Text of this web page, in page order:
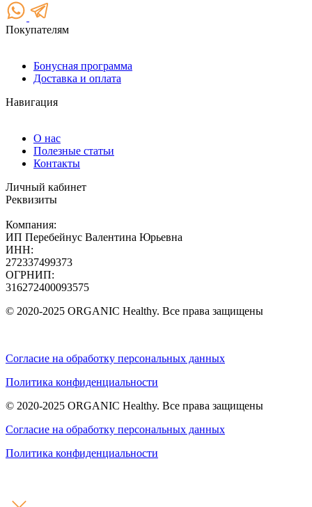
Покупателям
Бонусная программа
Доставка и оплата
Навигация
О нас
Полезные статьи
Контакты
Личный кабинет
Реквизиты
Компания:
ИП Перебейнус Валентина Юрьевна
ИНН:
272337499373
ОГРНИП:
316272400093575
© 2020-2025 ORGANIC Healthy. Все права защищены
Согласие на обработку персональных данных
Политика конфиденциальности
© 2020-2025 ORGANIC Healthy. Все права защищены
Согласие на обработку персональных данных
Политика конфиденциальности